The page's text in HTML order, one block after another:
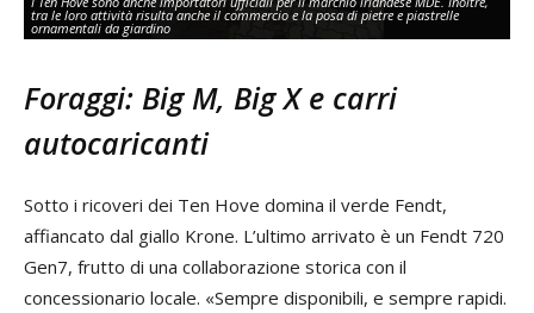
tra le loro attività risulta anche il commercio e la posa di pietre e piastrelle
ornamentali da giardino
Foraggi: Big M, Big X e carri
autocaricanti
Sotto i ricoveri dei Ten Hove domina il verde Fendt,
affiancato dal giallo Krone. L’ultimo arrivato è un Fendt 720
Gen7, frutto di una collaborazione storica con il
concessionario locale. «Sempre disponibili, e sempre rapidi.